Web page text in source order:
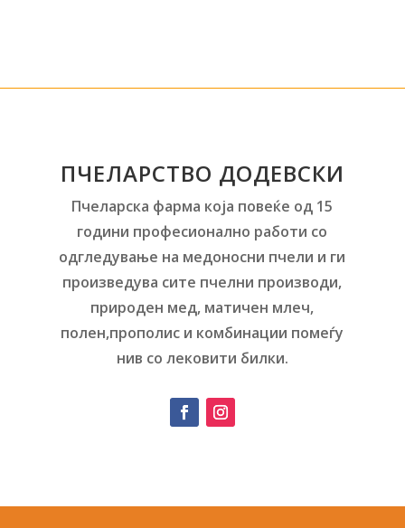
ПЧЕЛАРСТВО ДОДЕВСКИ
Пчеларска фарма која повеќе од 15
години професионално работи со
одгледување на медоносни пчели и ги
произведува сите пчелни производи,
природен мед, матичен млеч,
полен,прополис и комбинации помеѓу
нив со лековити билки.